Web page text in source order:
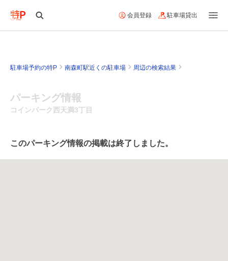
会員登録 駐車場貸出
駐車場予約の特P 南森町駅近くの駐車場 周辺の検索結果
パーキング情報
コインパーク西天満3丁目
このパーキング情報の掲載は終了しました。